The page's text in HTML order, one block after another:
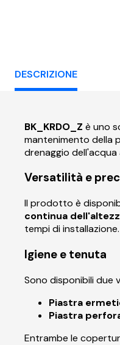
DESCRIZIONE
BK_KRDO_Z è uno
mantenimento della
drenaggio dell'acqua
Versatilità e
Il prodotto è
continua
tempi di installazione.
Igiene e tenuta
Sono disponibili due
Piastra
Piastra
Entrambe le